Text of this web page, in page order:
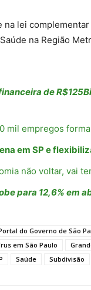
lei
na Região
de
mil empregos
em SP e
não voltar, vai
para 12,6% em
do Governo de São
em São Paulo
Saúde Subdivisão